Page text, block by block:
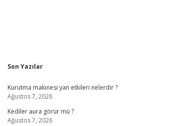
Sidebar
Son Yazılar
Kurutma makinesi yan etkileri nelerdir ?
Ağustos 7, 2026
Kediler aura görür mü ?
Ağustos 7, 2026
ilbetbetcipiabellacasino sitesi